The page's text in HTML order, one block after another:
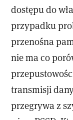
dostępu do
przypadku
przenośna
nie ma co
transmisji
przegrywa z